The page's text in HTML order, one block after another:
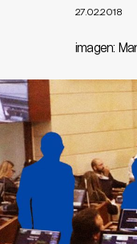
27.02.2018
imagen: